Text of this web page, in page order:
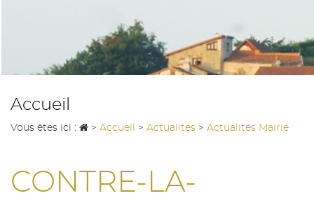
Accueil
Vous êtes ici : > Accueil > Actualités > Actualités Mairie
CONTRE-LA-